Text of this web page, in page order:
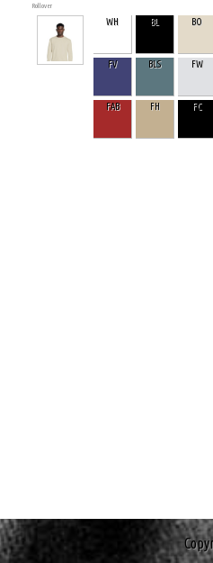
Rollover
WH BL BO
FV BLS FW
FAB FH FC